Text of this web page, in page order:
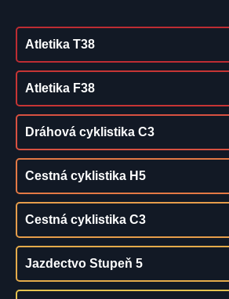
Atletika T38
Atletika F38
Dráhová cyklistika C3
Cestná cyklistika H5
Cestná cyklistika C3
Jazdectvo Stupeň 5